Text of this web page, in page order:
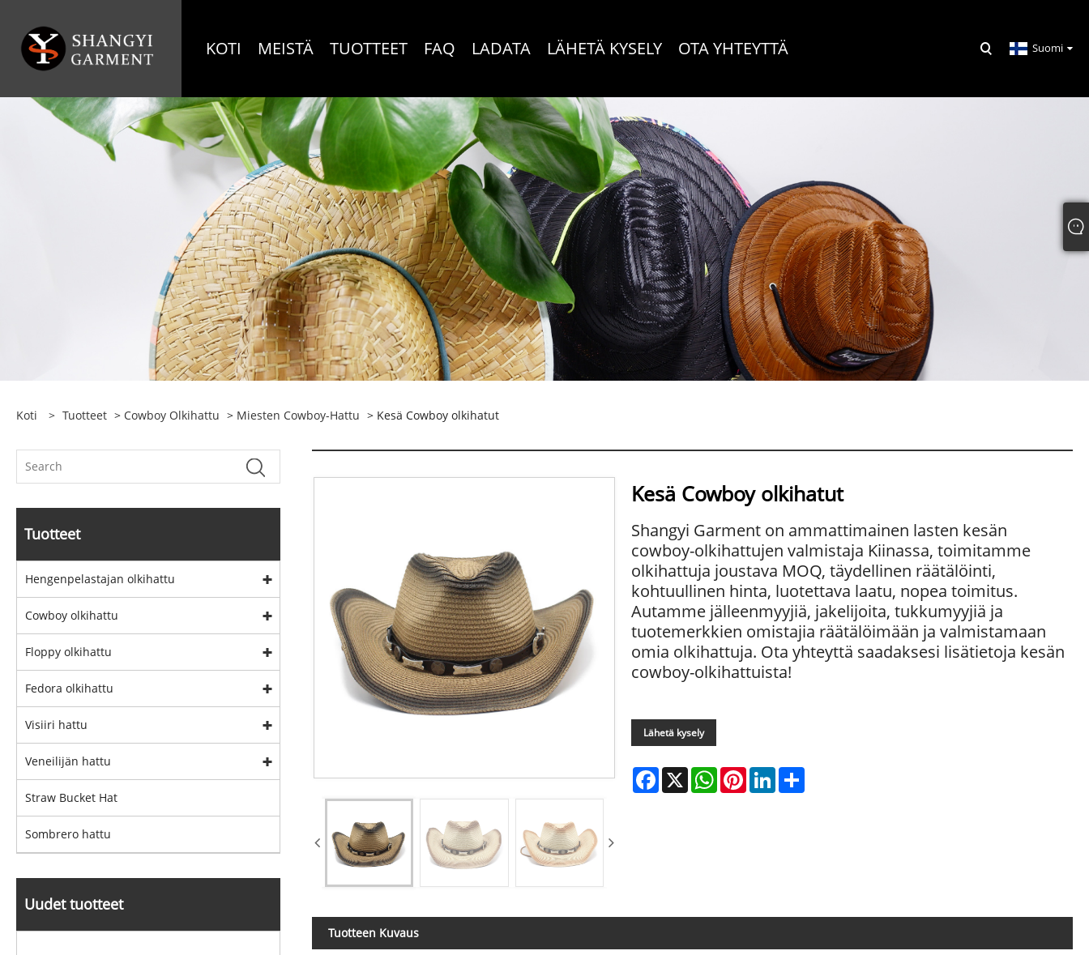
KOTI MEISTÄ TUOTTEET FAQ LADATA LÄHETÄ KYSELY OTA YHTEYTTÄ Suomi
Koti > Tuotteet > Cowboy Olkihattu > Miesten Cowboy-Hattu > Kesä Cowboy olkihatut
Tuotteet
Hengenpelastajan olkihattu
Cowboy olkihattu
Floppy olkihattu
Fedora olkihattu
Visiiri hattu
Veneilijän hattu
Straw Bucket Hat
Sombrero hattu
Uudet tuotteet
Kesä Cowboy olkihatut
Shangyi Garment on ammattimainen lasten kesän
cowboy-olkihattujen valmistaja Kiinassa, toimitamme
olkihattuja joustava MOQ, täydellinen räätälöinti,
kohtuullinen hinta, luotettava laatu, nopea toimitus.
Autamme jälleenmyyjiä, jakelijoita, tukkumyyjiä ja
tuotemerkkien omistajia räätälöimään ja valmistamaan
omia olkihattuja. Ota yhteyttä saadaksesi lisätietoja kesän
cowboy-olkihattuista!
Lähetä kysely
Facebook
X WhatsApp
PinterestLinkedIn
Tuotteen Kuvaus